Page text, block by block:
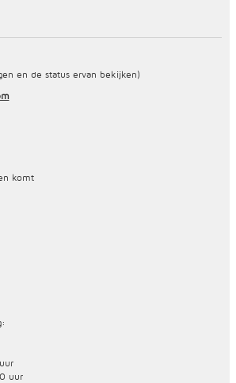
en de status ervan bekijken)
komt
uur